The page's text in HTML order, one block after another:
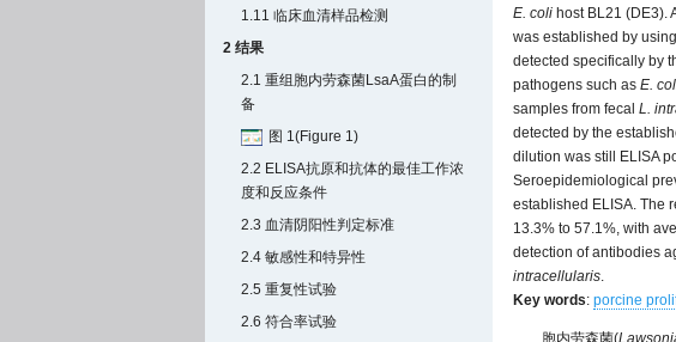
1.11 临床血清样品检测
2 结果
2.1 重组胞内劳森菌LsaA蛋白的制
备
图 1(Figure 1)
2.2 ELISA抗原和抗体的最佳工作浓
度和反应条件
2.3 血清阴阳性判定标准
2.4 敏感性和特异性
2.5 重复性试验
2.6 符合率试验
E. coli host BL21 (DE3).
was established by
detected specifically by
pathogens such as E.
samples from fecal L.
detected by the
dilution was still ELISA
Seroepidemiological
established ELISA. The
13.3% to 57.1%, with
detection of antibodies
intracellularis.
Key words: porcine